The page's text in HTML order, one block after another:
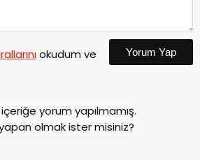
okudum ve
Yorum Yap
yorum yapılmamış.
olmak ister misiniz?